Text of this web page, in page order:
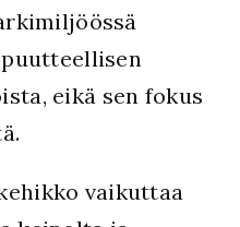
eikä sen fokus
vaikuttaa